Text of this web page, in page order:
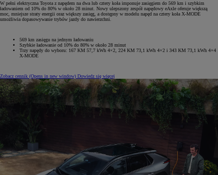
W pełni elektryczna Toyota z napędem na dwa lub cztery koła imponuje zasięgiem do 569 km i szybkim
ładowaniem od 10% do 80% w około 28 minut. Nowy ulepszony zespół napędowy eAxle oferuje większą
moc, mniejsze straty energii oraz większy zasięg, a dostępny w modelu napęd na cztery koła X-MODE
umożliwia dopasowywanie trybów jazdy do nawierzchni.
569 km zasięgu na jednym ładowaniu
Szybkie ładowanie od 10% do 80% w około 28 minut
Trzy napędy do wyboru: 167 KM 57,7 kWh 4×2, 224 KM 73,1 kWh 4×2 i 343 KM 73,1 kWh 4×4
X-MODE
Zobacz cennik (Opens in new window) Dowiedz się więcej